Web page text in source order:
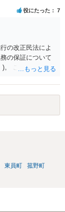
のほうで書面提
役にたった 7
の改正民法によ
の保証について
。 この書式にサ
東員町
菰野町